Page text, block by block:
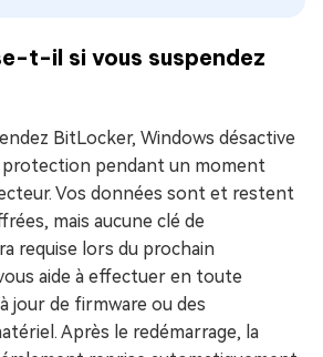
t-il si vous suspendez
BitLocker, Windows désactive
protection pendant un moment
Vos données sont et restent
mais aucune clé de
requise lors du prochain
aide à effectuer en toute
jour de firmware ou des
Après le redémarrage, la